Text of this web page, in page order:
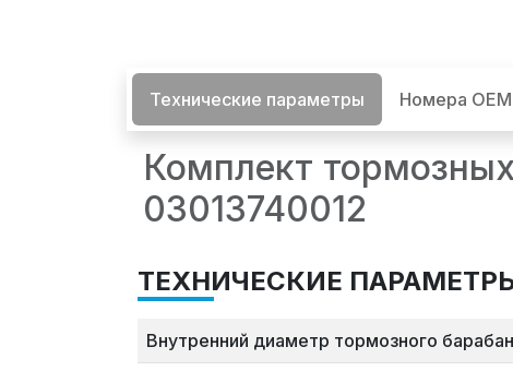
Технические параметры Номера OEM
Комплект
03013740012
ТЕХНИЧЕСКИЕ
Внутренний диаметр тормозного